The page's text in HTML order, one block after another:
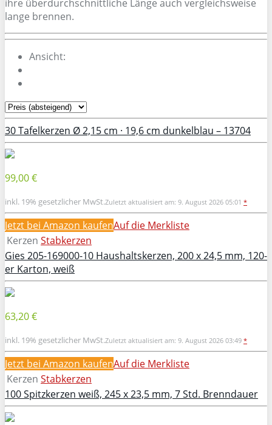
ihre überdurchschnittliche Länge auch vergleichsweise
lange brennen.
Ansicht:
30 Tafelkerzen Ø 2,15 cm · 19,6 cm dunkelblau – 13704
99,00 €
inkl. 19% gesetzlicher MwSt.Zuletzt aktualisiert am: 9. August 2026 05:01 *
Jetzt bei Amazon kaufenAuf die Merkliste
Kerzen Stabkerzen
Gies 205-169000-10 Haushaltskerzen, 200 x 24,5 mm, 120-
er Karton, weiß
63,20 €
inkl. 19% gesetzlicher MwSt.Zuletzt aktualisiert am: 9. August 2026 03:49 *
Jetzt bei Amazon kaufenAuf die Merkliste
Kerzen Stabkerzen
100 Spitzkerzen weiß, 245 x 23,5 mm, 7 Std. Brenndauer